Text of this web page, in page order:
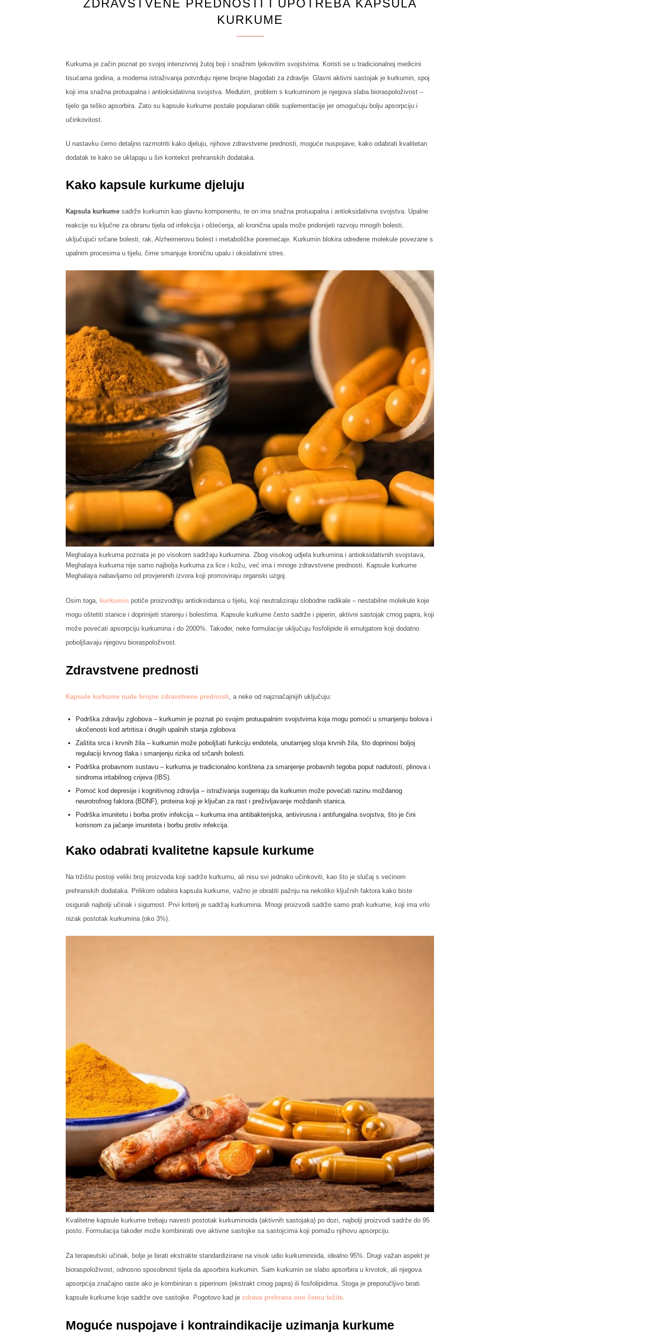
ZDRAVSTVENE PREDNOSTI I UPOTREBA KAPSULA
KURKUME
Kurkuma je začin poznat po svojoj intenzivnoj žutoj boji i snažnim ljekovitim svojstvima. Koristi se u tradicionalnoj medicini
tisućama godina, a moderna istraživanja potvrđuju njene brojne blagodati za zdravlje. Glavni aktivni sastojak je kurkumin, spoj
koji ima snažna protuupalna i antioksidativna svojstva. Međutim, problem s kurkuminom je njegova slaba bioraspoloživost –
tijelo ga teško apsorbira. Zato su kapsule kurkume postale popularan oblik suplementacije jer omogućuju bolju apsorpciju i
učinkovitost.
U nastavku ćemo detaljno razmotriti kako djeluju, njihove zdravstvene prednosti, moguće nuspojave, kako odabrati kvalitetan
dodatak te kako se uklapaju u širi kontekst prehranskih dodataka.
Kako kapsule kurkume djeluju
Kapsula kurkume sadrže kurkumin kao glavnu komponentu, te on ima snažna protuupalna i antioksidativna svojstva. Upalne
reakcije su ključne za obranu tijela od infekcija i oštećenja, ali kronična upala može pridonijeti razvoju mnogih bolesti,
uključujući srčane bolesti, rak, Alzheimerovu bolest i metaboličke poremećaje. Kurkumin blokira određene molekule povezane s
upalnim procesima u tijelu, čime smanjuje kroničnu upalu i oksidativni stres.
Meghalaya kurkuma poznata je po visokom sadržaju kurkumina. Zbog visokog udjela kurkumina i antioksidativnih svojstava,
Meghalaya kurkuma nije samo najbolja kurkuma za lice i kožu, već ima i mnoge zdravstvene prednosti. Kapsule kurkume
Meghalaya nabavljamo od provjerenih izvora koji promoviraju organski uzgoj.
Osim toga, kurkumin potiče proizvodnju antioksidansa u tijelu, koji neutraliziraju slobodne radikale – nestabilne molekule koje
mogu oštetiti stanice i doprinijeti starenju i bolestima. Kapsule kurkume često sadrže i piperin, aktivni sastojak crnog papra, koji
može povećati apsorpciju kurkumina i do 2000%. Također, neke formulacije uključuju fosfolipide ili emulgatore koji dodatno
poboljšavaju njegovu bioraspoloživost.
Zdravstvene prednosti
Kapsule kurkume nude brojne zdravstvene prednosti, a neke od najznačajnijih uključuju:
Podrška zdravlju zglobova – kurkumin je poznat po svojim protuupalnim svojstvima koja mogu pomoći u smanjenju bolova i
ukočenosti kod artritisa i drugih upalnih stanja zglobova
Zaštita srca i krvnih žila – kurkumin može poboljšati funkciju endotela, unutarnjeg sloja krvnih žila, što doprinosi boljoj
regulaciji krvnog tlaka i smanjenju rizika od srčanih bolesti.
Podrška probavnom sustavu – kurkuma je tradicionalno korištena za smanjenje probavnih tegoba poput nadutosti, plinova i
sindroma iritabilnog crijeva (IBS).
Pomoć kod depresije i kognitivnog zdravlja – istraživanja sugeriraju da kurkumin može povećati razinu moždanog
neurotrofnog faktora (BDNF), proteina koji je ključan za rast i preživljavanje moždanih stanica.
Podrška imunitetu i borba protiv infekcija – kurkuma ima antibakterijska, antivirusna i antifungalna svojstva, što je čini
korisnom za jačanje imuniteta i borbu protiv infekcija.
Kako odabrati kvalitetne kapsule kurkume
Na tržištu postoji veliki broj proizvoda koji sadrže kurkumu, ali nisu svi jednako učinkoviti, kao što je slučaj s većinom
prehranskih dodataka. Prilikom odabira kapsula kurkume, važno je obratiti pažnju na nekoliko ključnih faktora kako biste
osigurali najbolji učinak i sigurnost. Prvi kriterij je sadržaj kurkumina. Mnogi proizvodi sadrže samo prah kurkume, koji ima vrlo
nizak postotak kurkumina (oko 3%).
Kvalitetne kapsule kurkume trebaju navesti postotak kurkuminoida (aktivnih sastojaka) po dozi, najbolji proizvodi sadrže do 95
posto. Formulacija također može kombinirati ove aktivne sastojke sa sastojcima koji pomažu njihovu apsorpciju.
Za terapeutski učinak, bolje je birati ekstrakte standardizirane na visok udio kurkuminoida, idealno 95%. Drugi važan aspekt je
bioraspoloživost, odnosno sposobnost tijela da apsorbira kurkumin. Sam kurkumin se slabo apsorbira u krvotok, ali njegova
apsorpcija značajno raste ako je kombiniran s piperinom (ekstrakt crnog papra) ili fosfolipidima. Stoga je preporučljivo birati
kapsule kurkume koje sadrže ove sastojke. Pogotovo kad je zdrava prehrana ono čemu težite.
Moguće nuspojave i kontraindikacije uzimanja kurkume